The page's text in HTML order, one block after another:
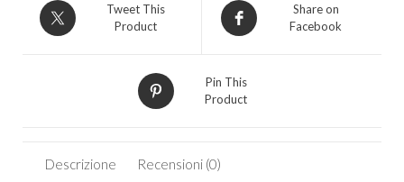
Tweet This
Product
Share on
Facebook
Pin This
Product
Descrizione Recensioni (0)